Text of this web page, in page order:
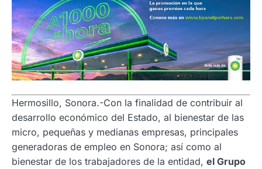
Hermosillo, Sonora.-Con la finalidad de contribuir al
desarrollo económico del Estado, al bienestar de las
micro, pequeñas y medianas empresas, principales
generadoras de empleo en Sonora; así como al
bienestar de los trabajadores de la entidad, el Grupo